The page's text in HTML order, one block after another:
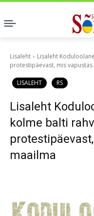
Lisaleht
Lisaleht
protestipäevast, mis vapustas
LISALEHT RS
Lisaleht
kolme balti
maailma